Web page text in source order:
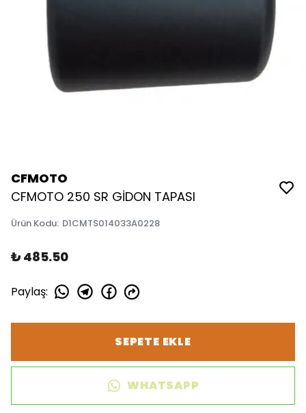
CFMOTO
CFMOTO 250 SR GİDON TAPASI
Ürün Kodu: D1CMTS014033A0228
₺ 485.50
Paylaş:
SEPETE EKLE
WHATSAPP